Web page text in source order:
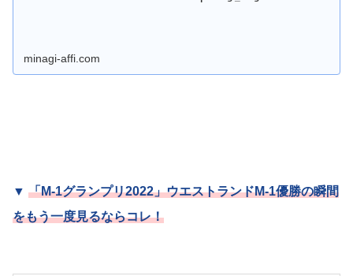
minagi-affi.com
▼ 「M-1グランプリ2022」ウエストランドM-1優勝の瞬間
をもう一度見るならコレ！